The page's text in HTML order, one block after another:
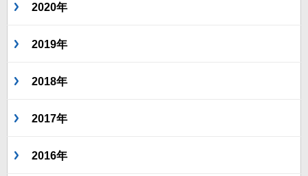
2020年
2019年
2018年
2017年
2016年